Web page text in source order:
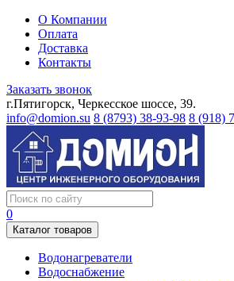
О Компании
Оплата
Доставка
Контакты
Заказать звонок
г.Пятигорск, Черкесское шоссе, 39.
info@domion.su 8 (8793) 38-93-98 8 (918)
0
Каталог товаров
Водонагреватели
Водоснабжение